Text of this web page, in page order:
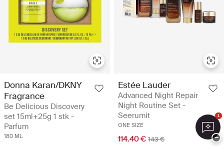
Donna Karan/DKNY
Fragrance
Be Delicious Discovery
set 15ml+25g 1 stk -
Parfum
180 ML
Estée Lauder
Advanced Night Repair
Night Routine Set -
Seerumit
ONE SIZE
114.40 € 143 €
1
−